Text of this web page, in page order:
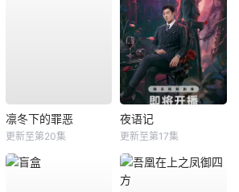
凛冬下的罪恶
更新至第20集
夜语记
更新至第17集